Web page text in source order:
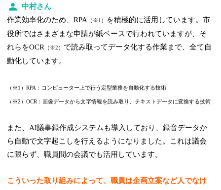
中村さん
作業効率化のため、RPA （※1）
を積極的に活用しています。市
役所ではさまざまな申請が紙ベースで行われていますが、そ
れらをOCR （※2） で読み取ってデータ化する作業まで、全て自
動化しています。
（※1）RPA：コンピューター上で行う定型業務を自動化する技術
（※2）OCR：画像データから文字情報を読み取り、テキストデータに変換する技術
また、AI議事録作成システムも導入しており、録音データか
ら自動で文字起こしを行えるようになりました。これは議会
に限らず、職員間の会議でも活用しています。
こういった取り組みによって、職員は企画立案など人でなけ